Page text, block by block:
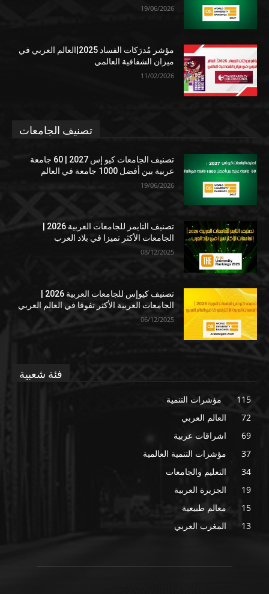
19/06/2026
مؤشر مُدرَكات الفساد 2025|العالم العربي في
ميزان الشفافية العالمي
11/02/2026
تصنيف الجامعات
تصنيف الجامعات كيو إس 2027 | 60 جامعة
عربية بين أفضل 1000 جامعة في العالم
19/06/2026
الجامعات الأكثر تميزا في بلاد العرب
08/12/2025
الجامعات العربية الأكثر تفوقا في العالم العربي
06/12/2025
فئة شعبية
مؤشرات التنمية
115
العالم العربي
72
اشراقات عربية
69
مؤشرات التنمية العالمية
37
التعليم والجامعات
34
الجزيرة العربية
19
معالم طبيعية
15
المغرب العربي
13